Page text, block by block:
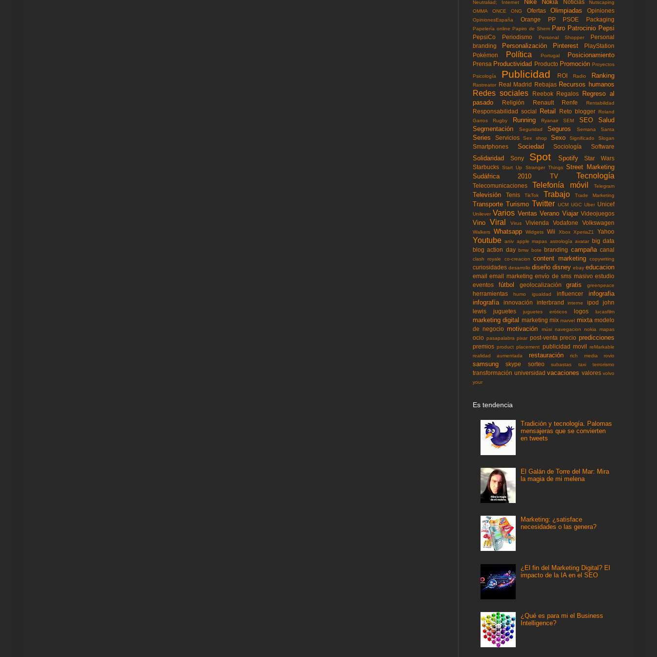
Neutraliad; Internet Nike Nokia Noticias
Nutscaping
OMMA
ONCE ONG Ofertas Olimpiadas Opiniones
OpinionesEspaña Orange PP PSOE Packaging
Papelería online Papiro de Shem Paro Patrocinio Pepsi
PepsiCo Periodismo Personal Shopper
Personal
branding
Personalización Pinterest
PlayStation
Pokémon
Política Portugal Posicionamiento
Prensa Productividad Producto Promoción Proyectos
Psicología Publicidad ROI Radio Ranking
Rastreator Real Madrid Rebajas Recursos humanos
Redes sociales Reebok Regalos
Regreso al
pasado
Religión Renault Renfe Rentabilidad
Responsabilidad social Retail Reto blogger Roland
Garros
Rugby Running Ryanair SEM SEO
Salud
Segmentación
Seguridad Seguros Semana Santa
Series Servicios Sex shop Sexo Significado Slogan
Smartphones Sociedad Sociología Software
Solidaridad Sony Spot Spotify
Star Wars
Starbucks Start Up Stranger Things Street Marketing
Sudáfrica 2010
TV Tecnología
Telecomunicaciones Telefonía móvil Telegram
Televisión Tenis TikTok Trabajo Trade Marketing
Transporte Turismo Twitter UCM UGC Uber Unicef
Unilever Varios Ventas Verano Viajar Videojuegos
Vino Viral Virus Vivienda Vodafone Volkswagen
Walkers Whatsapp Widgets Wii Xbox XperiaZ1 Yahoo
Youtube aniv apple mapas astrología avatar big data
blog action day bmw bote branding campaña canal
clash royale co-creacion content marketing copywriting
curiosidades desarrollo diseño disney ebay educacion
email email marketing envío de sms masivo estudio
eventos
fútbol geolocalización gratis greenpeace
herramientas humo igualdad influencer
infografia
infografía
innovación interbrand interne ipod
john
lewis
juguetes juguetes eróticos logos lucasfilm
marketing digital marketing mix marvel mixta modelo
de negocio motivación músi navegacion nokia mapas
ocio pasapalabra pixar post-venta precio predicciones
premios product placement publicidad movil reMarkable
realidad aumentada
restauración rich media rovio
samsung skype sorteo subastas taxi terrorismo
transformación universidad vacaciones valores volvo
your
Es tendencia
Tradición y tecnología. Palomas
mensajeras que se convierten
en tweets
El Galán de Torre del Mar: Mira
la magia de mi melena
Marketing: ¿satisface
necesidades o las genera?
¿El fin del Marketing Digital? El
impacto de la IA en el SEO
¿Qué es para mi el Business
Intelligence?